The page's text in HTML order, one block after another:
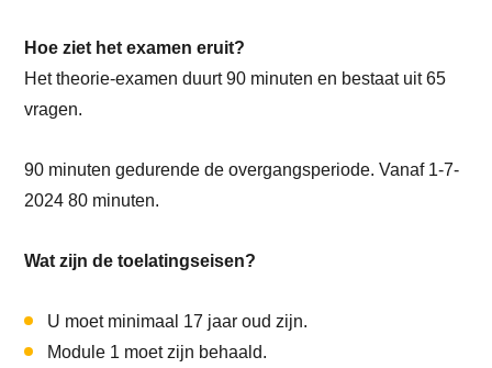
Hoe ziet het examen eruit?
Het theorie-examen duurt 90 minuten en bestaat uit 65
vragen.
90 minuten gedurende de overgangsperiode. Vanaf 1-7-
2024 80 minuten.
Wat zijn de toelatingseisen?
U moet minimaal 17 jaar oud zijn.
Module 1 moet zijn behaald.